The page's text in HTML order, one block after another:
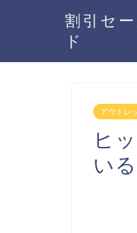
割引セ
ド
アウトレ
ヒ
い